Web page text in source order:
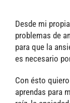
Desde mi
problemas de
para que la
es necesario
Con ésto
aprendas para